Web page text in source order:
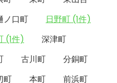
ノ口町
日野町 (1件)
(1件)
深津町
古川町
分銅町
町 本町
前浜町